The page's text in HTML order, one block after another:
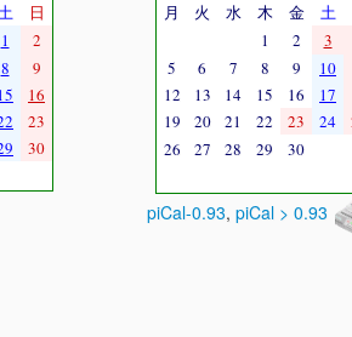
日
1
2
8
9
16
23
30
月 火 水 木 金 土
1
2
3
5
6 7 8 9 10
12
13 14 15 16 17
19
20 21 22 23 24
26
27 28 29 30
piCal-0.93, piCal > 0.93